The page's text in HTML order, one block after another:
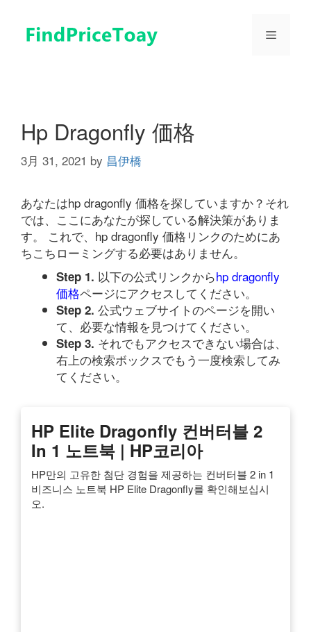
メ
Hp Dragonfly 価格
3月 31, 2021 by 昌伊橋
あなたはhp dragonfly 価格を探していますか？それ
では、ここにあなたが探している解決策がありま
す。 これで、hp dragonfly 価格リンクのためにあ
ちこちローミングする必要はありません。
Step 1. 以下の公式リンクからhp dragonfly
価格ページにアクセスしてください。
Step 2. 公式ウェブサイトのページを開い
て、必要な情報を見つけてください。
Step 3. それでもアクセスできない場合は、
右上の検索ボックスでもう一度検索してみ
てください。
HP Elite Dragonfly 컨버터블 2
In 1 노트북 | HP코리아
HP만의 고유한 첨단 경험을 제공하는 컨버터블 2 in 1
비즈니스 노트북 HP Elite Dragonfly를 확인해보십시
오.